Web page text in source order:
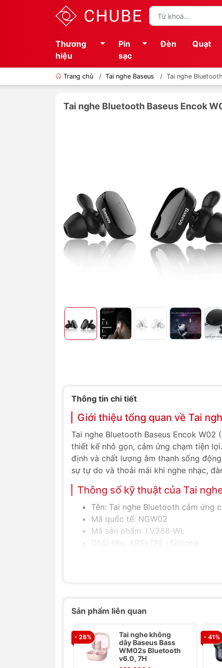
Thương
hiệu
Pin
sạc
Đèn Quạt
Trang chủ / Tai nghe Baseus / Tai nghe
Tai nghe Bluetooth Baseus Encok
Thông tin chi tiết
Giới thiệu tổng quan về Tai
Tai nghe Bluetooth Baseus Encok
thiết kế nhỏ gọn, cảm ứng chạm tiện
định và chất lượng âm thanh sống
sự tự do và thoải mái khi nghe nhạc,
Thông số kỹ thuật của Tai
Tên: Tai nghe Bluetooth cảm ứng
Mã quốc tế: NGW02
Mã sản phẩm: LV288-WL
Chất liệu: ABS+TPE+Silicone
Dải tần số đáp ứng: 20Hz-20KHz
Giao diện sạc: Micro USB
Thích hợp cho tất cả các thiết bị
Bảo hành: 3 tháng
Sản phẩm liên quan
- 26%
Tai nghe không
dây Baseus Bass
WM02s Bluetooth
v6.0, 7H
- 41%